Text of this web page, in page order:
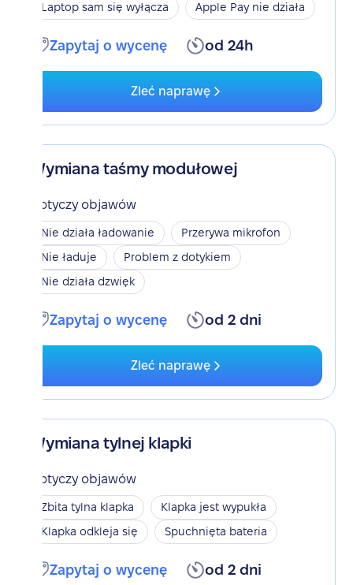
Laptop sam się wyłącza
Apple Pay nie działa
Zapytaj o wycenę od 24h
Zleć naprawę
Wymiana taśmy modułowej
Dotyczy objawów
Nie działa ładowanie
Przerywa mikrofon
Nie ładuje
Problem z dotykiem
Nie działa dzwięk
Zapytaj o wycenę od 2 dni
Zleć naprawę
Wymiana tylnej klapki
Dotyczy objawów
Zbita tylna klapka
Klapka jest wypukła
Klapka odkleja się
Spuchnięta bateria
Zapytaj o wycenę od 2 dni